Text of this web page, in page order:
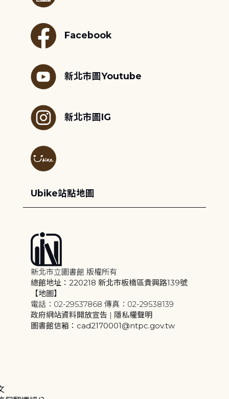
Facebook
新北市圖Youtube
新北市圖IG
Ubike站點地圖
新北市立圖書館 版權所有
總館地址：220218 新北市板橋區貴興路139號
【地圖】
電話：02-29537868 傳真：02-29538139
政府網站資料開放宣告 | 隱私權聲明
圖書館信箱：cad2170001@ntpc.gov.tw